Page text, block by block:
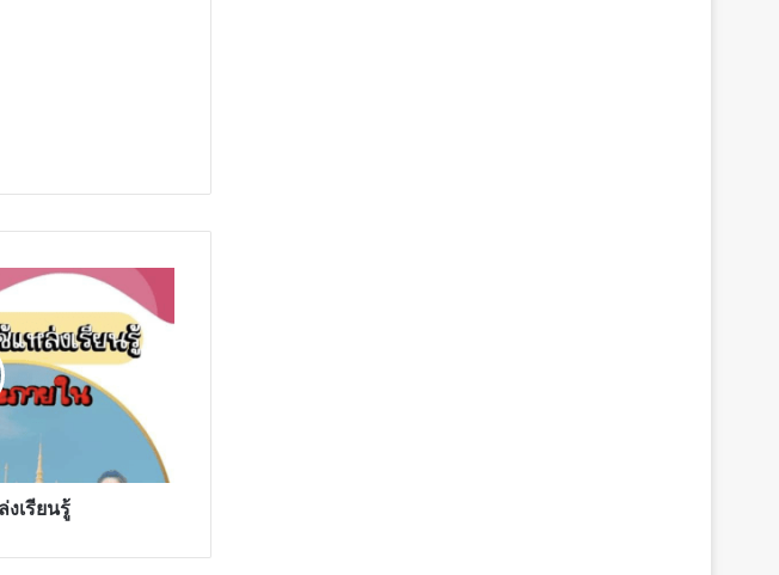
เรียนรู้